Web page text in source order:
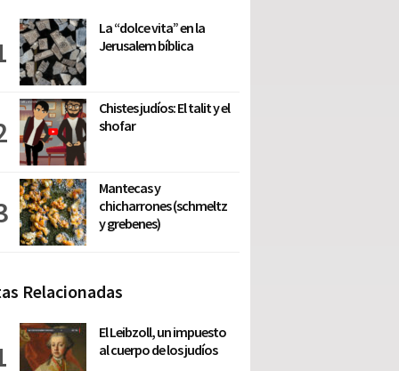
La “dolce vita” en la
Jerusalem bíblica
Chistes judíos: El talit y el
shofar
Mantecas y
chicharrones (schmeltz
y grebenes)
Relacionadas
El Leibzoll, un impuesto
al cuerpo de los judíos